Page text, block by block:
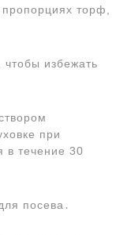
торф,
избежать
при
в течение 30
посева․